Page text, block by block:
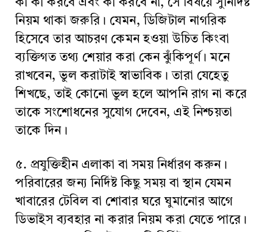
কী কী করবে এবং কী করবে না, সে বিষয়ে সুনির্দিষ্ট
নিয়ম থাকা জরুরি। যেমন, ডিজিটাল নাগরিক
হিসেবে তার আচরণ কেমন হওয়া উচিত কিংবা
ব্যক্তিগত তথ্য শেয়ার করা কেন ঝুঁকিপূর্ণ। মনে
রাখবেন, ভুল করাটাই স্বাভাবিক। তারা যেহেতু
শিখছে, তাই কোনো ভুল হলে আপনি রাগ না করে
তাকে সংশোধনের সুযোগ দেবেন, এই নিশ্চয়তা
তাকে দিন।
৫. প্রযুক্তিহীন এলাকা বা সময় নির্ধারণ করুন।
পরিবারের জন্য নির্দিষ্ট কিছু সময় বা স্থান যেমন
খাবারের টেবিল বা শোবার ঘরে ঘুমানোর আগে
ডিভাইস ব্যবহার না করার নিয়ম করা যেতে পারে।